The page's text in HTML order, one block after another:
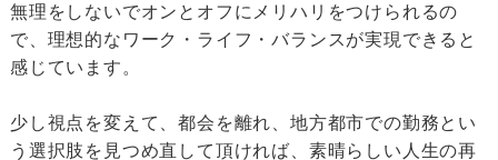
無理をしないでオンとオフにメリハリをつけられるの
で、理想的なワーク・ライフ・バランスが実現できると
感じています。
少し視点を変えて、都会を離れ、地方都市での勤務とい
う選択肢を見つめ直して頂ければ、素晴らしい人生の再